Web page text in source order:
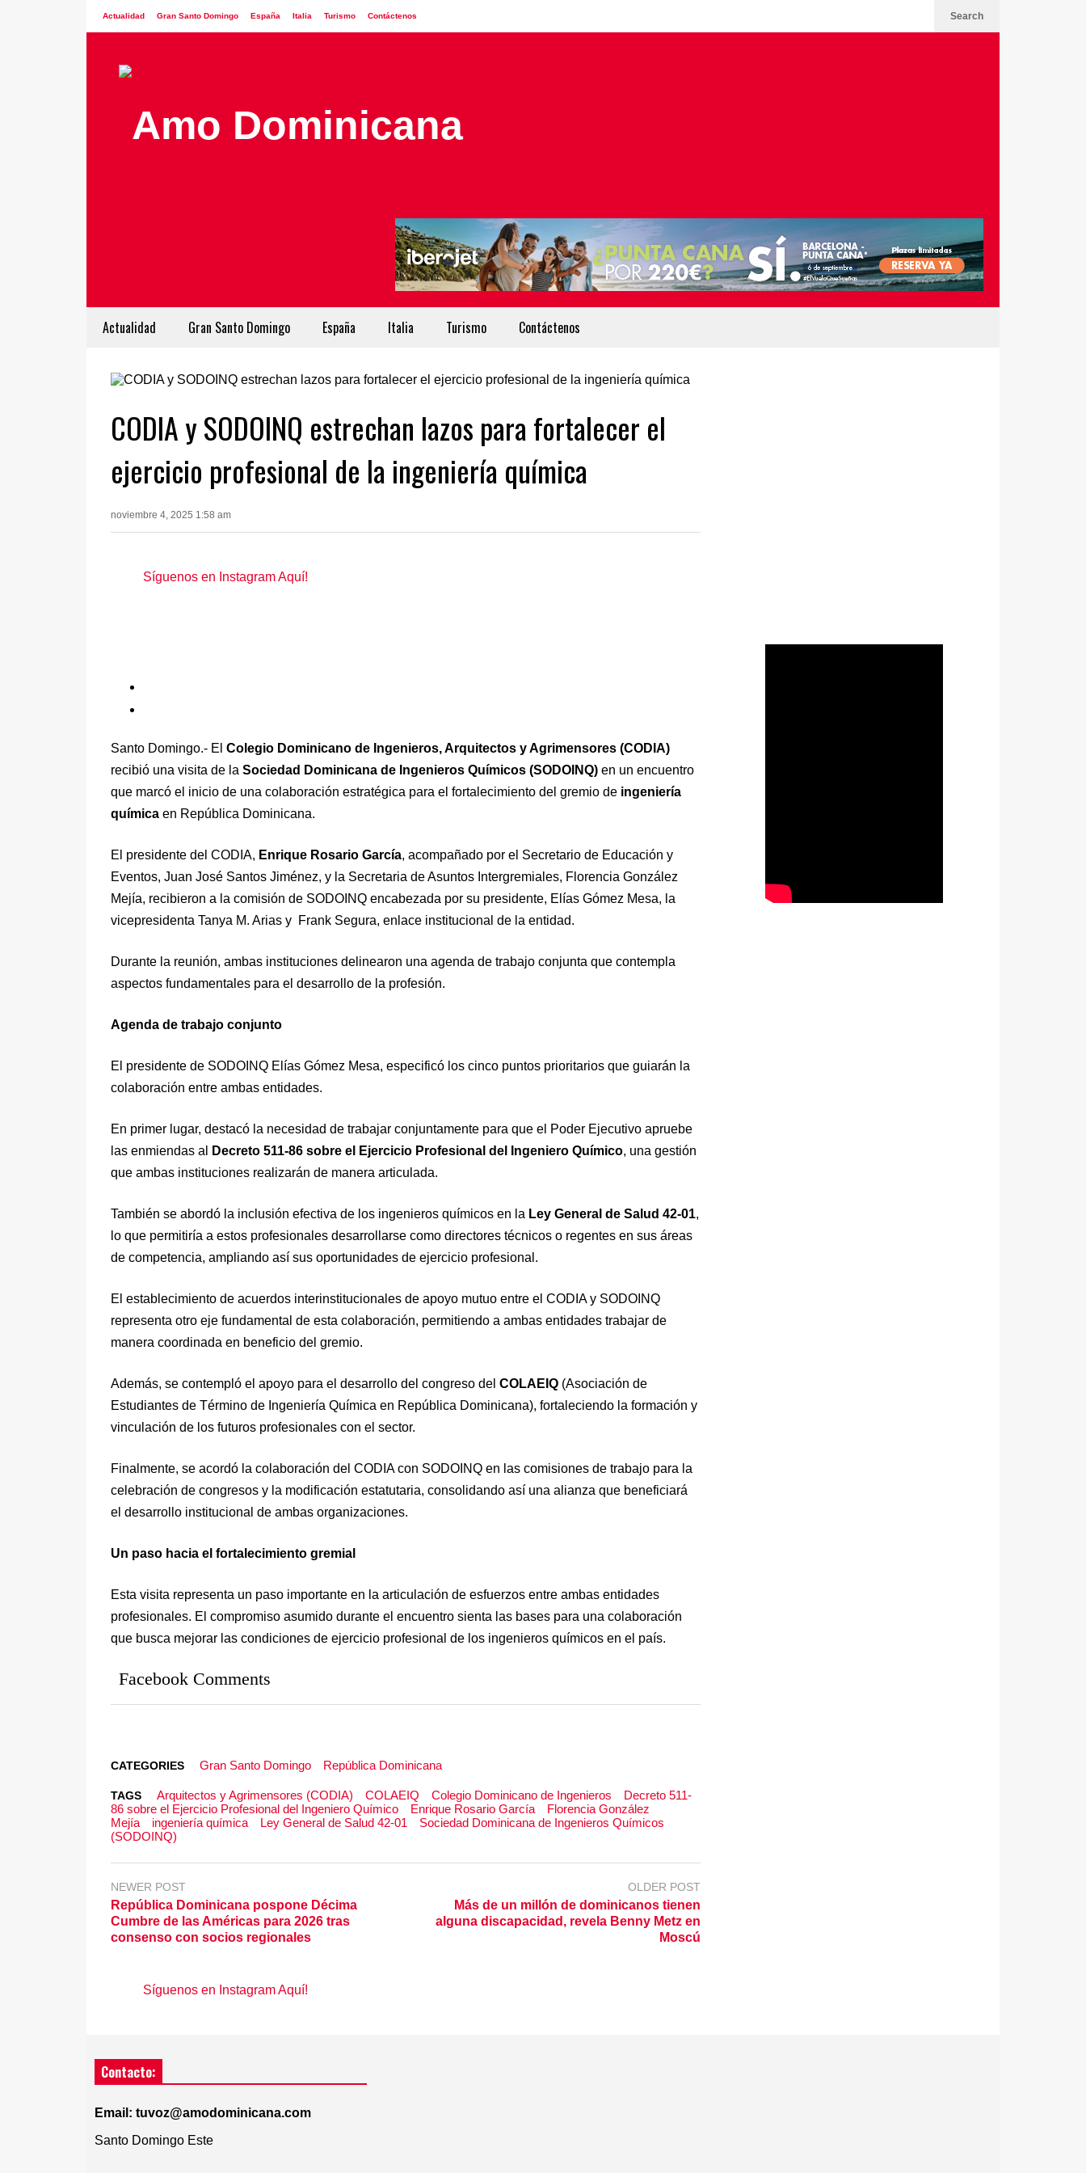
Actualidad Gran Santo Domingo España Italia Turismo Contáctenos Search
Actualidad Gran Santo Domingo España Italia Turismo Contáctenos
CODIA y SODOINQ estrechan lazos para fortalecer el
ejercicio profesional de la ingeniería química
noviembre 4, 2025 1:58 am
Síguenos en Instagram Aquí!
Santo Domingo.- El Colegio Dominicano de Ingenieros, Arquitectos y Agrimensores (CODIA)
recibió una visita de la Sociedad Dominicana de Ingenieros Químicos (SODOINQ) en un encuentro
que marcó el inicio de una colaboración estratégica para el fortalecimiento del gremio de ingeniería
química en República Dominicana.
El presidente del CODIA, Enrique Rosario García, acompañado por el Secretario de Educación y
Eventos, Juan José Santos Jiménez, y la Secretaria de Asuntos Intergremiales, Florencia González
Mejía, recibieron a la comisión de SODOINQ encabezada por su presidente, Elías Gómez Mesa, la
vicepresidenta Tanya M. Arias y Frank Segura, enlace institucional de la entidad.
Durante la reunión, ambas instituciones delinearon una agenda de trabajo conjunta que contempla
aspectos fundamentales para el desarrollo de la profesión.
Agenda de trabajo conjunto
El presidente de SODOINQ Elías Gómez Mesa, especificó los cinco puntos prioritarios que guiarán la
colaboración entre ambas entidades.
En primer lugar, destacó la necesidad de trabajar conjuntamente para que el Poder Ejecutivo apruebe
las enmiendas al
Decreto 511-86 sobre el Ejercicio Profesional del Ingeniero Químico, una gestión
que ambas instituciones realizarán de manera articulada.
También se abordó la inclusión efectiva de los ingenieros químicos en la Ley General de Salud 42-01,
lo que permitiría a estos profesionales desarrollarse como directores técnicos o regentes en sus áreas
de competencia, ampliando así sus oportunidades de ejercicio profesional.
El establecimiento de acuerdos interinstitucionales de apoyo mutuo entre el CODIA y SODOINQ
representa otro eje fundamental de esta colaboración, permitiendo a ambas entidades trabajar de
manera coordinada en beneficio del gremio.
Además, se contempló el apoyo para el desarrollo del congreso del COLAEIQ (Asociación de
Estudiantes de Término de Ingeniería Química en República Dominicana), fortaleciendo la formación y
vinculación de los futuros profesionales con el sector.
Finalmente, se acordó la colaboración del CODIA con SODOINQ en las comisiones de trabajo para la
celebración de congresos y la modificación estatutaria, consolidando así una alianza que beneficiará
el desarrollo institucional de ambas organizaciones.
Un paso hacia el fortalecimiento gremial
Esta visita representa un paso importante en la articulación de esfuerzos entre ambas entidades
profesionales. El compromiso asumido durante el encuentro sienta las bases para una colaboración
que busca mejorar las condiciones de ejercicio profesional de los ingenieros químicos en el país.
Facebook Comments
CATEGORIES Gran Santo Domingo República Dominicana
TAGS Arquitectos y Agrimensores (CODIA) COLAEIQ Colegio Dominicano de Ingenieros
Decreto 511-
86 sobre el Ejercicio Profesional del Ingeniero Químico
Enrique Rosario García
Florencia González
Mejía
ingeniería química Ley General de Salud 42-01
Sociedad Dominicana de Ingenieros Químicos
(SODOINQ)
NEWER POST
República Dominicana pospone Décima
Cumbre de las Américas para 2026 tras
consenso con socios regionales
OLDER POST
Más de un millón de dominicanos tienen
alguna discapacidad, revela Benny Metz en
Moscú
Síguenos en Instagram Aquí!
Contacto:
Email: tuvoz@amodominicana.com
Santo Domingo Este